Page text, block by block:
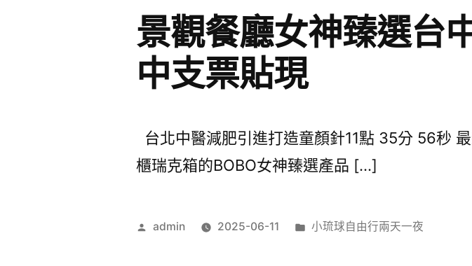
景觀餐廳女神臻選台
中支票貼現
台北中醫減肥引進打造童顏針11點 35分 56秒
櫃瑞克箱的BOBO女神臻選產品 […]
作
admin 2025-06-11
分
小琉球自由行兩天一夜